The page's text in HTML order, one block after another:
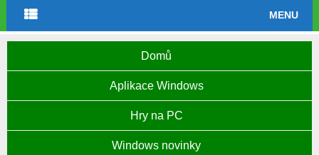
MENU
Domů
Aplikace Windows
Hry na PC
Windows novinky